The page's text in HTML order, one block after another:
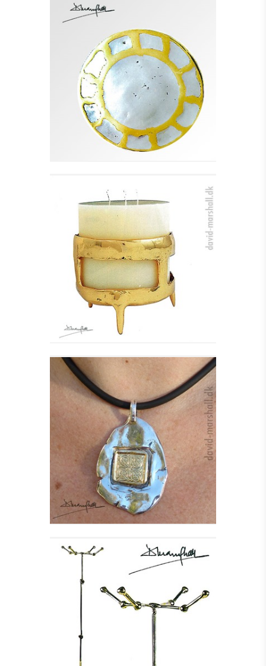
DÆKKETALLERKEN -
MARGARITA
Se detajler
BLOKLYS STAGE - VELA
Se detajler
KILLIANE HALSSMYKKE
I SØLV
Se detajler
STUMTJENER - KNOT
Se detajler